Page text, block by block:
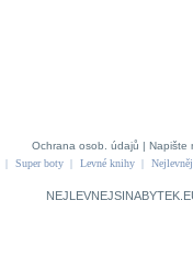
Ochrana osob. údajů | Napište
| Super boty | Levné knihy |